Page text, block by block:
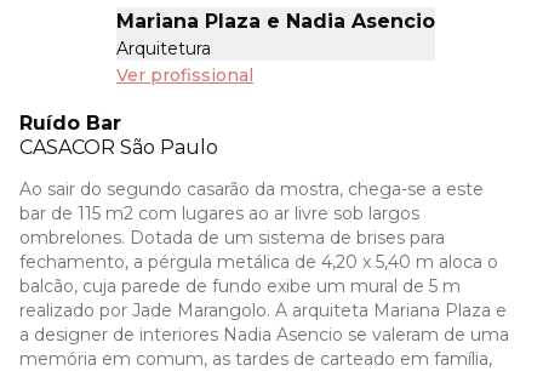
Mariana Plaza e Nadia Asencio
Arquitetura
Ver profissional
Ruído Bar
CASACOR São Paulo
Ao sair do segundo casarão da mostra, chega-se a este
bar de 115 m2 com lugares ao ar livre sob largos
ombrelones. Dotada de um sistema de brises para
fechamento, a pérgula metálica de 4,20 x 5,40 m aloca o
balcão, cuja parede de fundo exibe um mural de 5 m
realizado por Jade Marangolo. A arquiteta Mariana Plaza e
a designer de interiores Nadia Asencio se valeram de uma
memória em comum, as tardes de carteado em família,